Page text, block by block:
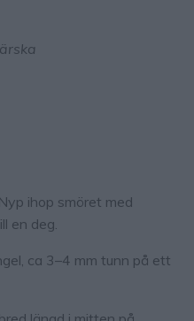
ihop smöret med
en deg.
ca 3–4 mm tunn på ett